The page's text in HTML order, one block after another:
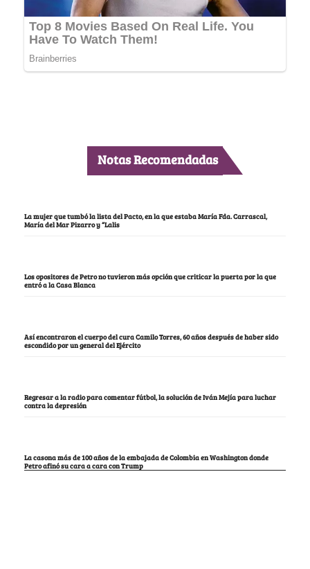
Notas Recomendadas
La mujer que tumbó la lista del Pacto, en la que estaba María Fda. Carrascal,
María del Mar Pizarro y “Lalis
Los opositores de Petro no tuvieron más opción que criticar la puerta por la que
entró a la Casa Blanca
Así encontraron el cuerpo del cura Camilo Torres, 60 años después de haber sido
escondido por un general del Ejército
Regresar a la radio para comentar fútbol, la solución de Iván Mejía para luchar
contra la depresión
La casona más de 100 años de la embajada de Colombia en Washington donde
Petro afinó su cara a cara con Trump